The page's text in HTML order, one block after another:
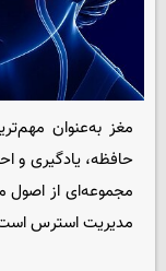
مغز به‌عنوان
حافظه، یادگیری و
مجموعه‌ای از اصول
مدیریت استرس